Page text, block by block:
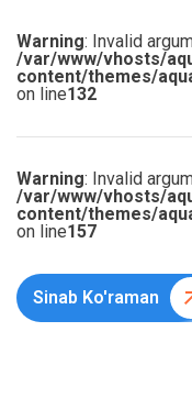
Warning: Invalid
/var/www/vhosts/
content/themes/
on line132
Warning: Invalid
/var/www/vhosts/
content/themes/
on line157
Sinab Ko'raman